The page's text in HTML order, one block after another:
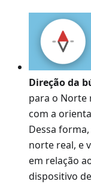
Direção da
para o Norte
com a
Dessa
norte real, e
em relação
dispositivo